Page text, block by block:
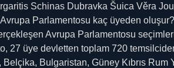
Schinas Dubravka Šuica Věra
Avrupa Parlamentosu kaç üyeden
Avrupa Parlamentosu
27 üye devletten toplam 720
Belçika, Bulgaristan, Güney Kıbrıs